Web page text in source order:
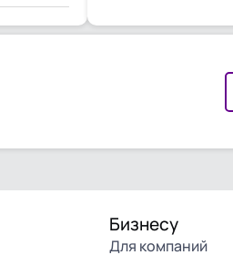
Бизнесу
Для компаний